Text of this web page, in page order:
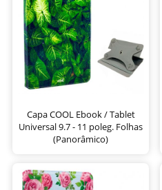
Capa COOL Ebook / Tablet
Universal 9.7 - 11 poleg. Folhas
(Panorâmico)